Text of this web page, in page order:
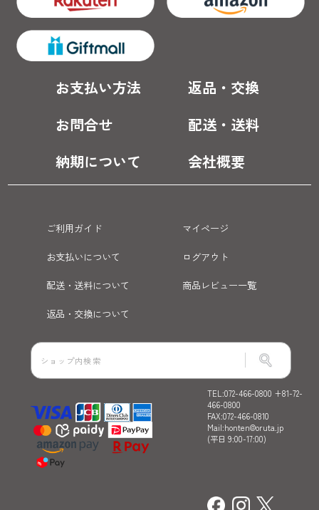
お支払い方法
返品・交換
お問合せ
配送・送料
納期について
会社概要
ご利用ガイド
マイページ
お支払いについて
ログアウト
配送・送料について
商品レビュー一覧
返品・交換について
TEL:072-466-0800 +81-72-
466-0800
FAX:072-466-0810
Mail:honten@oruta.jp
(平日 9:00-17:00)